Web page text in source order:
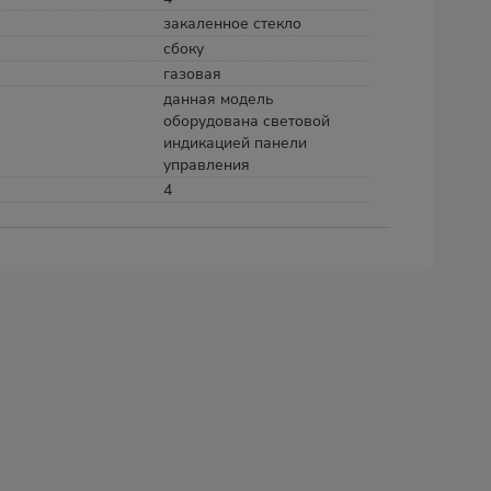
закаленное стекло
сбоку
газовая
данная модель
оборудована световой
индикацией панели
управления
4